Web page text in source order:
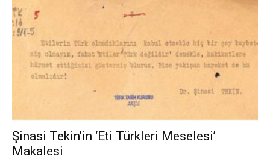
Şinasi Tekin’in ‘Eti Türkleri Meselesi’
Makalesi